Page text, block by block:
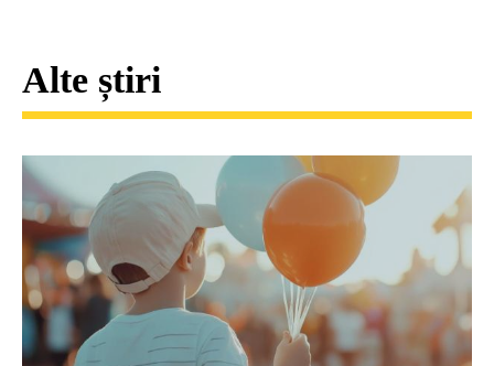
Alte știri